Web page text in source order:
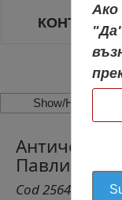
КОНТАКТИ
Show/Hide Left
Античен
Павликени,
Cod 2564